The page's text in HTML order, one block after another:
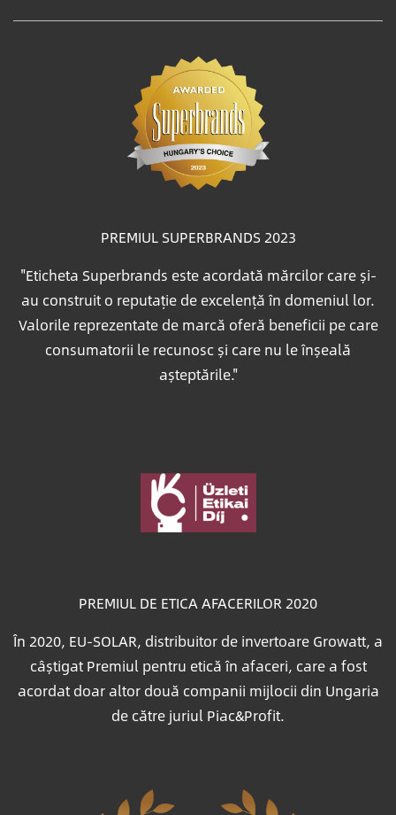
PREMIUL SUPERBRANDS 2023
"Eticheta Superbrands este acordată mărcilor care și-
au construit o reputație de excelență în domeniul lor.
Valorile reprezentate de marcă oferă beneficii pe care
consumatorii le recunosc și care nu le înșeală
așteptările."
PREMIUL DE ETICA AFACERILOR 2020
În 2020, EU-SOLAR, distribuitor de invertoare Growatt, a
câștigat Premiul pentru etică în afaceri, care a fost
acordat doar altor două companii mijlocii din Ungaria
de către juriul Piac&Profit.